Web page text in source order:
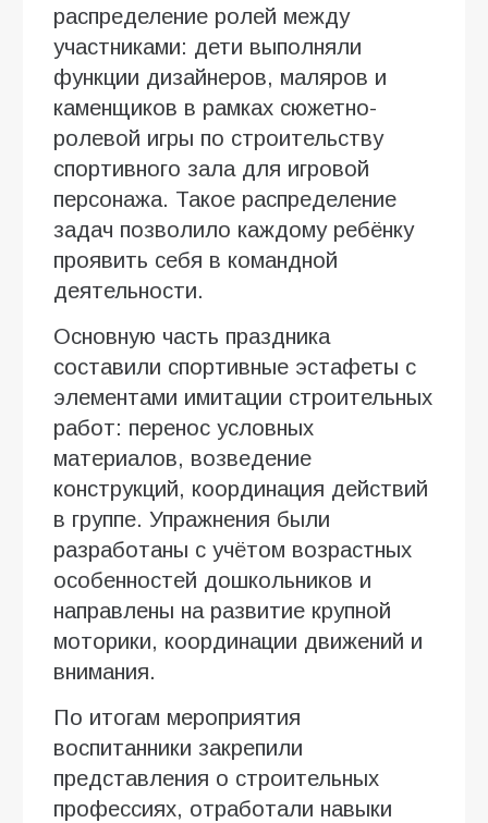
распределение ролей между
участниками: дети выполняли
функции дизайнеров, маляров и
каменщиков в рамках сюжетно-
ролевой игры по строительству
спортивного зала для игровой
персонажа. Такое распределение
задач позволило каждому ребёнку
проявить себя в командной
деятельности.
Основную часть праздника
составили спортивные эстафеты с
элементами имитации строительных
работ: перенос условных
материалов, возведение
конструкций, координация действий
в группе. Упражнения были
разработаны с учётом возрастных
особенностей дошкольников и
направлены на развитие крупной
моторики, координации движений и
внимания.
По итогам мероприятия
воспитанники закрепили
представления о строительных
профессиях, отработали навыки